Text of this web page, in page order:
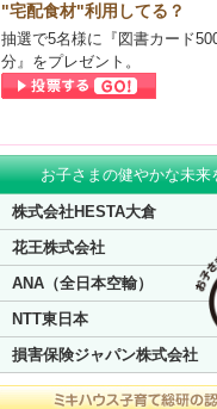
"宅配食材"利用してる？
抽選で5名様に『図書カード
分』をプレゼント。
お子さまの健やかな未来
株式会社HESTA大倉
花王株式会社
ANA（全日本空輸）
NTT東日本
損害保険ジャパン株式会社